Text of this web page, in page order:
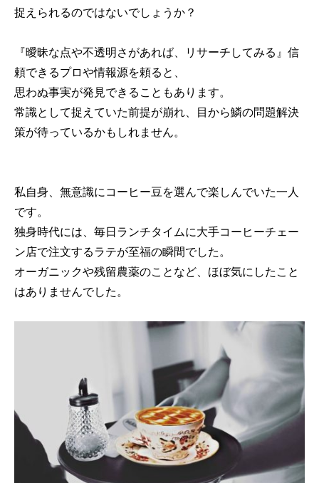
捉えられるのではないでしょうか？
『曖昧な点や不透明さがあれば、リサーチしてみる』信
頼できるプロや情報源を頼ると、
思わぬ事実が発見できることもあります。
常識として捉えていた前提が崩れ、目から鱗の問題解決
策が待っているかもしれません。
私自身、無意識にコーヒー豆を選んで楽しんでいた一人
です。
独身時代には、毎日ランチタイムに大手コーヒーチェー
ン店で注文するラテが至福の瞬間でした。
オーガニックや残留農薬のことなど、ほぼ気にしたこと
はありませんでした。